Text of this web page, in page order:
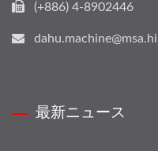
(+886) 4-8902446
最新ニュース